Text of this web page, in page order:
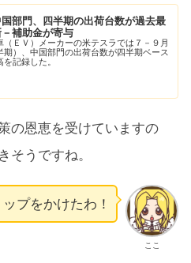
部門、四半期の出荷台数が過去最
補助金が寄与
（ＥＶ）メーカーの米テスラでは７－９月
期）、中国部門の出荷台数が四半期ベース
記録した。
の恩恵を受けていますの
そうですね。
ここ
プをかけたわ！